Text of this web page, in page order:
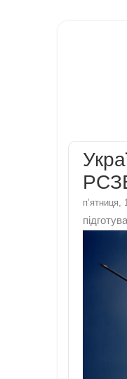
пʼятниця,